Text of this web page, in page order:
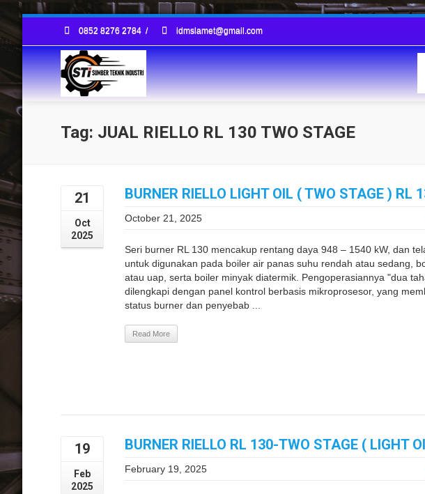
0852 8276 2784 / idmslamet@gmail.com
Tag: JUAL RIELLO RL 130 TWO STAGE
21
Oct
2025
BURNER RIELLO LIGHT OIL ( TWO STAGE ) RL
October 21, 2025
Seri burner RL 130 mencakup rentang daya 948 – 1540 kW, dan
untuk digunakan pada boiler air panas suhu rendah atau sedang,
atau uap, serta boiler minyak diatermik. Pengoperasiannya "dua
dilengkapi dengan panel kontrol berbasis mikroprosesor, yang
status burner dan penyebab ...
Read More
19
Feb
2025
BURNER RIELLO RL 130-TWO STAGE ( LIGHT
February 19, 2025